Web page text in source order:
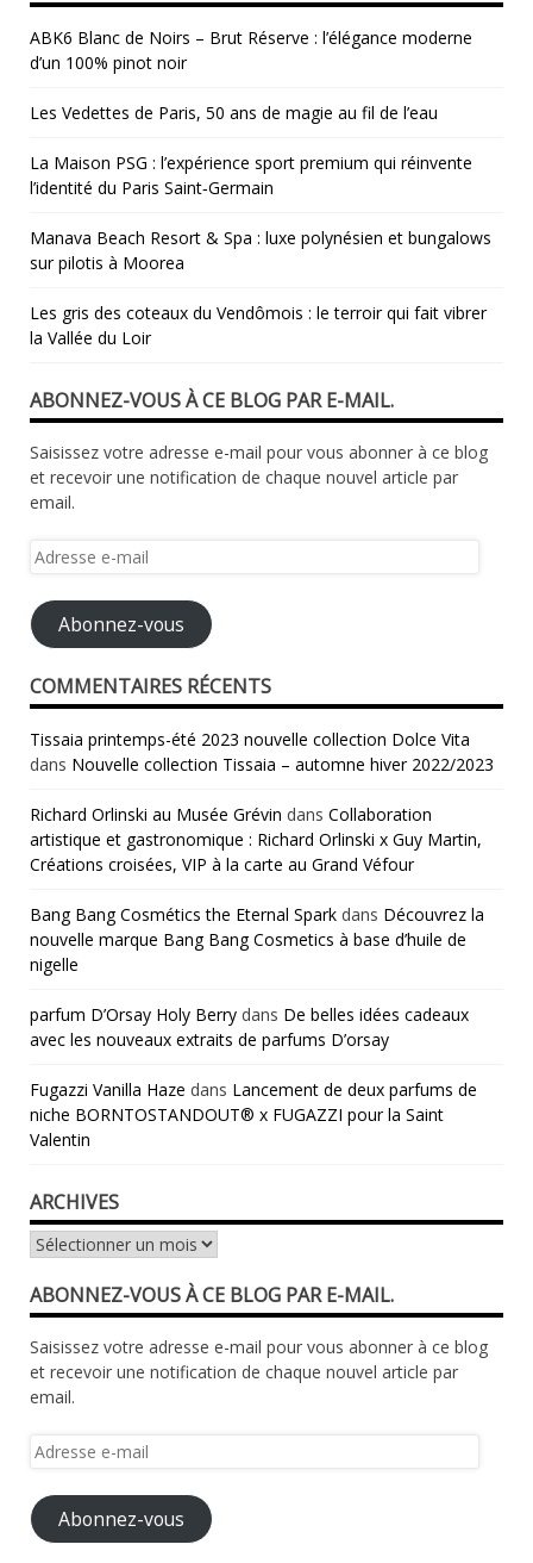
ABK6 Blanc de Noirs – Brut Réserve : l’élégance moderne
d’un 100% pinot noir
Les Vedettes de Paris, 50 ans de magie au fil de l’eau
La Maison PSG : l’expérience sport premium qui réinvente
l’identité du Paris Saint‑Germain
Manava Beach Resort & Spa : luxe polynésien et bungalows
sur pilotis à Moorea
Les gris des coteaux du Vendômois : le terroir qui fait vibrer
la Vallée du Loir
ABONNEZ-VOUS À CE BLOG PAR E-MAIL.
Saisissez votre adresse e-mail pour vous abonner à ce blog
et recevoir une notification de chaque nouvel article par
email.
Adresse
mail
Abonnez-vous
COMMENTAIRES RÉCENTS
Tissaia printemps-été 2023 nouvelle collection Dolce Vita
dans Nouvelle collection Tissaia – automne hiver 2022/2023
Richard Orlinski au Musée Grévin dans Collaboration
artistique et gastronomique : Richard Orlinski x Guy Martin,
Créations croisées, VIP à la carte au Grand Véfour
Bang Bang Cosmétics the Eternal Spark dans Découvrez la
nouvelle marque Bang Bang Cosmetics à base d’huile de
nigelle
parfum D’Orsay Holy Berry dans De belles idées cadeaux
avec les nouveaux extraits de parfums D’orsay
Fugazzi Vanilla Haze dans Lancement de deux parfums de
niche BORNTOSTANDOUT® x FUGAZZI pour la Saint
Valentin
ARCHIVES
Archives
ABONNEZ-VOUS À CE BLOG PAR E-MAIL.
Saisissez votre adresse e-mail pour vous abonner à ce blog
et recevoir une notification de chaque nouvel article par
email.
Adresse
mail
Abonnez-vous